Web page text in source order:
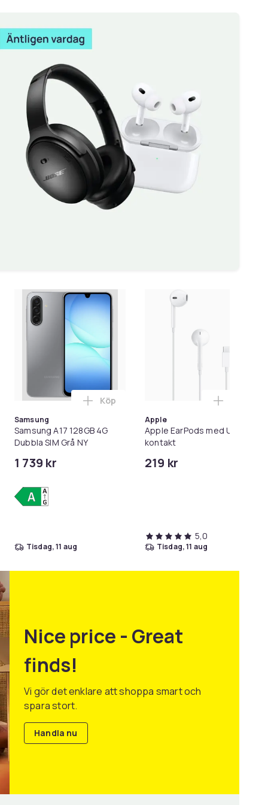
USB-C i varukorgen
Apple | AirPods Pro - 2nd Generation (2023) - Trådlösa
Samsung
Samsung A17 128GB 4G
Dubbla SIM Grå NY
1 739 kr
Lägg till Samsung A17 128GB 4G
Köp
tisdag, 11 aug
Apple
Apple EarPods med USB-C-
kontakt
219 kr
5,0
tisdag, 11 aug
Nice price - Great
finds!
Vi gör det enklare att shoppa smart och
spara stort.
Handla nu